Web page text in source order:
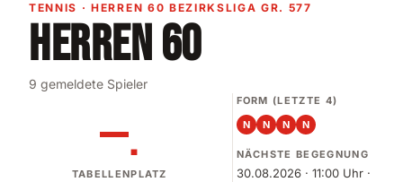
TENNIS · HERREN 60 BEZIRKSLIGA GR. 577
HERREN 60
9 gemeldete Spieler
—.
TABELLENPLATZ
FORM (LETZTE 4)
N
N N N
NÄCHSTE BEGEGNUNG
30.08.2026 · 11:00 Uhr ·